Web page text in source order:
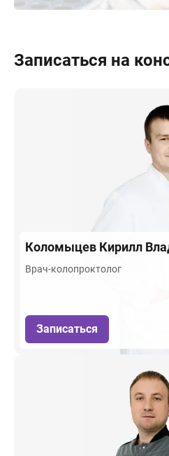
Записаться на
Коломыцев Кирилл
Врач-колопроктолог
Записаться